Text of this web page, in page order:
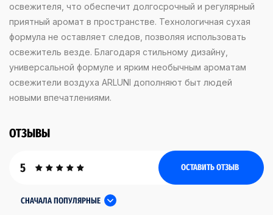
освежителя, что обеспечит долгосрочный и регулярный
приятный аромат в пространстве. Технологичная сухая
формула не оставляет следов, позволяя использовать
освежитель везде. Благодаря стильному дизайну,
универсальной формуле и ярким необычным ароматам
освежители воздуха ARLUNI дополняют быт людей
новыми впечатлениями.
ОТЗЫВЫ
5 ОСТАВИТЬ ОТЗЫВ
СНАЧАЛА ПОПУЛЯРНЫЕ